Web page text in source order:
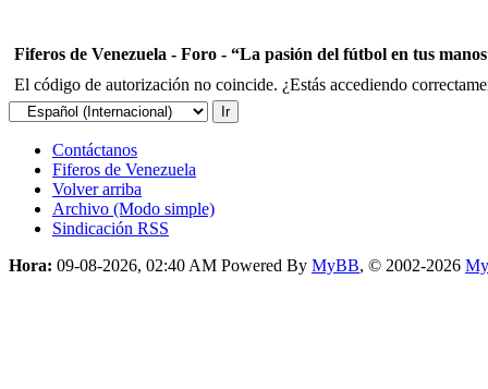
Fiferos de Venezuela - Foro - “La pasión del fútbol en tus
El código de autorización no coincide. ¿Estás accediendo
Contáctanos
Fiferos de Venezuela
Volver arriba
Archivo (Modo simple)
Sindicación RSS
Hora: 09-08-2026, 02:40 AM Powered By MyBB, © 2002-2026